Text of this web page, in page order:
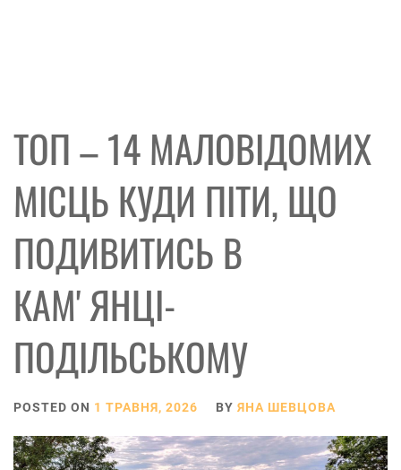
ТОП – 14 МАЛОВІДОМИХ
МІСЦЬ КУДИ ПІТИ, ЩО
ПОДИВИТИСЬ В
КАМʼЯНЦІ-
ПОДІЛЬСЬКОМУ
POSTED ON 1 ТРАВНЯ, 2026 BY ЯНА ШЕВЦОВА